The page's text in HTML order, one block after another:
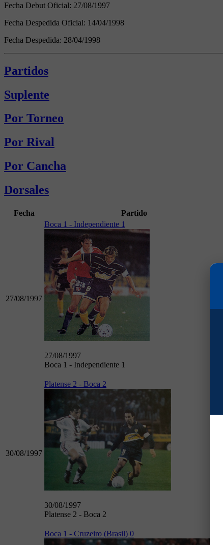
Fecha Debut Oficial: 27/08/1997
Fecha Despedida Oficial: 14/04/1998
Fecha Despedida: 28/04/1998
Partidos
Suplente
Por Torneo
Por Rival
Por Cancha
Dorsales
Fecha Partido
27/08/1997
Boca 1 - Independiente 1
27/08/1997
Boca 1 - Independiente 1
30/08/1997
Platense 2 - Boca 2
30/08/1997
Platense 2 - Boca 2
Boca 1 - Cruzeiro (Brasil) 0